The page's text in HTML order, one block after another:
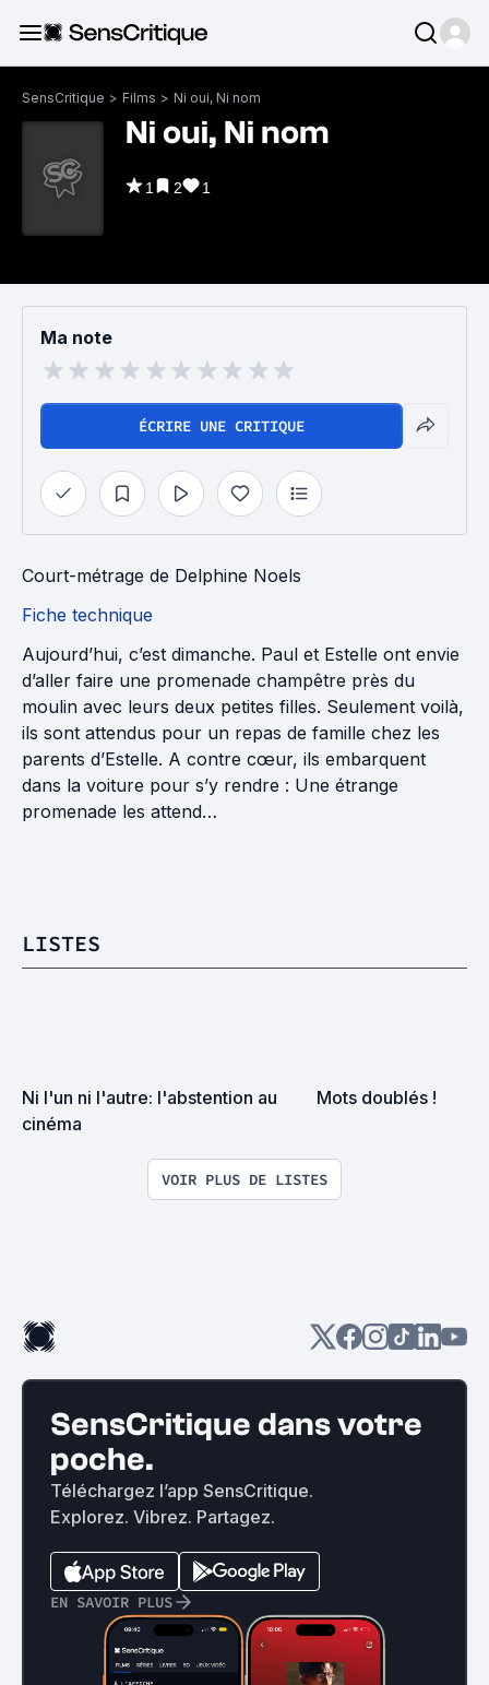
SensCritique > Films > Ni oui, Ni nom
Ni oui, Ni nom
1 2 1
Ma note
ÉCRIRE UNE CRITIQUE
Court-métrage de Delphine Noels
Fiche technique
Aujourd’hui, c’est dimanche. Paul et Estelle ont envie
d’aller faire une promenade champêtre près du
moulin avec leurs deux petites filles. Seulement voilà,
ils sont attendus pour un repas de famille chez les
parents d’Estelle. A contre cœur, ils embarquent
dans la voiture pour s’y rendre : Une étrange
promenade les attend…
LISTES
Ni l'un ni l'autre: l'abstention au
cinéma
Mots doublés !
VOIR PLUS DE LISTES
SensCritique dans votre
poche.
Téléchargez l’app SensCritique.
Explorez. Vibrez. Partagez.
EN SAVOIR PLUS